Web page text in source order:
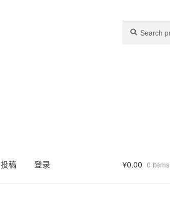
for:
投稿 登录 ¥0.00 0 items